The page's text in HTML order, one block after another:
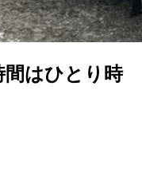
間はひとり時